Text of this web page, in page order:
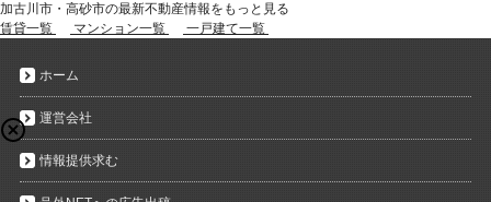
加古川市・高砂市の最新不動産情報をもっと見る
賃貸一覧
マンション一覧 一戸建て一覧
ホーム
運営会社
情報提供求む